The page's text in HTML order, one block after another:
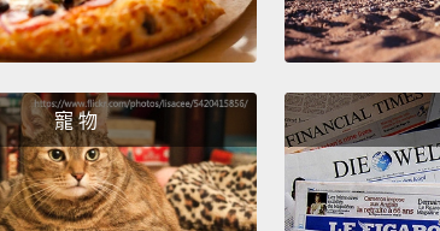
寵 物